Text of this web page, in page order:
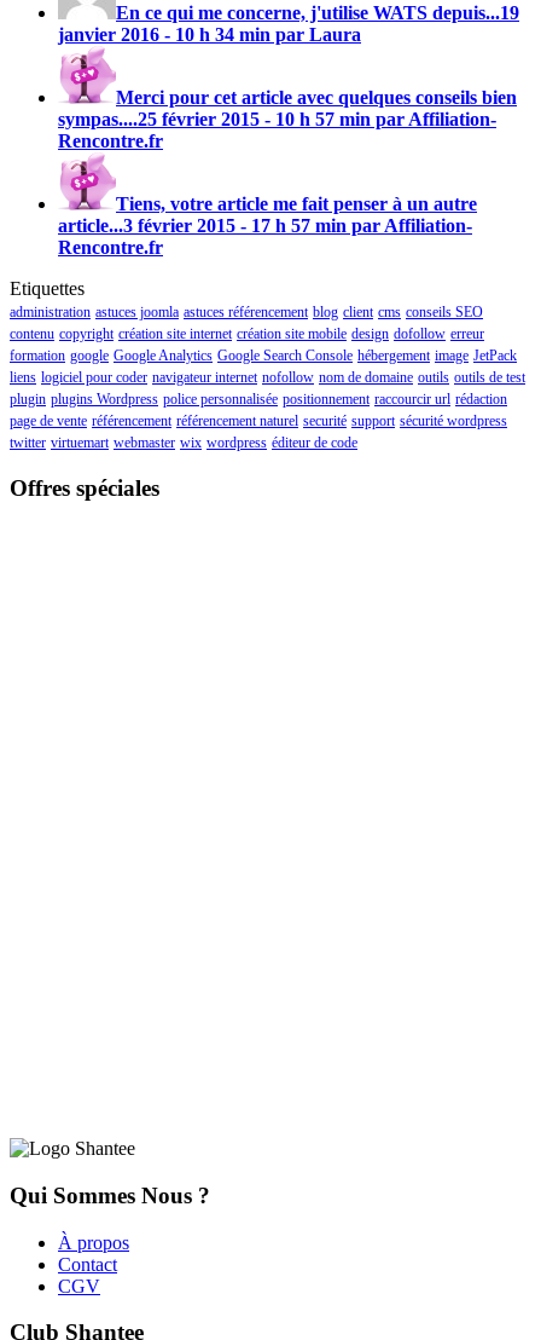
En ce qui me concerne, j'utilise WATS depuis...19
janvier 2016 - 10 h 34 min par Laura
Merci pour cet article avec quelques conseils bien
sympas....25 février 2015 - 10 h 57 min par Affiliation-
Rencontre.fr
Tiens, votre article me fait penser à un autre
article...3 février 2015 - 17 h 57 min par Affiliation-
Rencontre.fr
Etiquettes
administration astuces joomla astuces référencement blog client cms conseils SEO
contenu copyright création site internet création site mobile design dofollow erreur
formation google Google Analytics Google Search Console hébergement image JetPack
liens logiciel pour coder navigateur internet nofollow nom de domaine outils outils de test
plugin plugins Wordpress police personnalisée positionnement raccourcir url rédaction
page de vente référencement référencement naturel securité support sécurité wordpress
twitter virtuemart webmaster wix wordpress éditeur de code
Offres spéciales
Qui Sommes Nous ?
À propos
Contact
CGV
Club Shantee